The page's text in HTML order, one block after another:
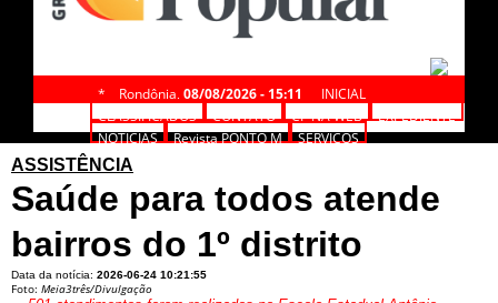
* Rondônia, 08/08/2026 - 15:11
INICIAL
CLASSIFICADOS
CONTATO CP NA WEB
EXPEDIENTE
NOTÍCIAS
Revista PONTO M
SERVIÇOS
ASSISTÊNCIA
Saúde para todos atende
bairros do 1º distrito
Data da notícia: 2026-06-24 10:21:55
Foto: Meia3três/Divulgação